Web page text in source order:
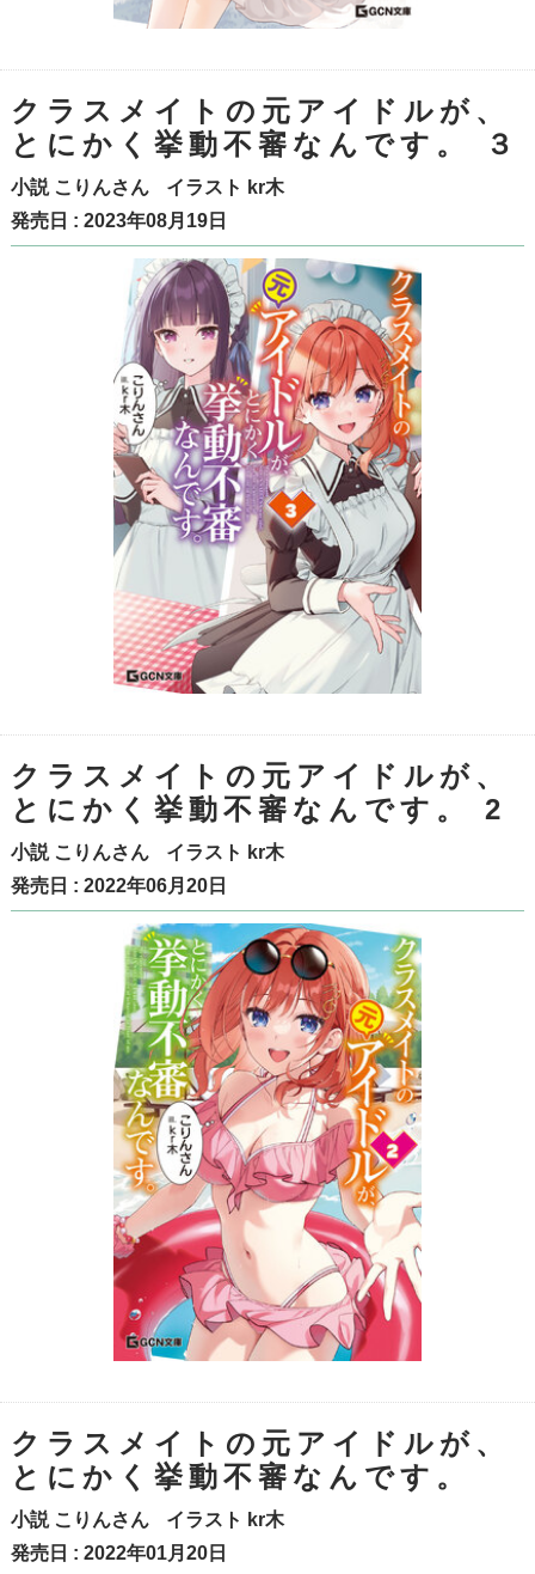
クラスメイトの元アイドルが、
とにかく挙動不審なんです。 ３
小説 こりんさん イラスト kr木
発売日 : 2023年08月19日
クラスメイトの元アイドルが、
とにかく挙動不審なんです。 2
小説 こりんさん イラスト kr木
発売日 : 2022年06月20日
クラスメイトの元アイドルが、
とにかく挙動不審なんです。
小説 こりんさん イラスト kr木
発売日 : 2022年01月20日